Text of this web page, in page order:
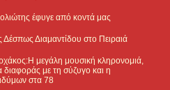
έφυγε από κοντά μας
Δέσπως Διαμαντίδου στο Πειραιά
μεγάλη μουσική κληρονομιά,
διαφοράς με τη σύζυγο και η
στα 78